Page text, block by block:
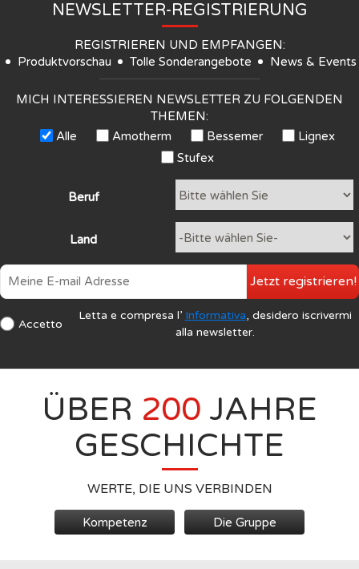
NEWSLETTER-REGISTRIERUNG
REGISTRIEREN UND EMPFANGEN:
Produktvorschau
Tolle Sonderangebote News & Events
MICH INTERESSIEREN NEWSLETTER ZU FOLGENDEN
THEMEN:
Alle
Amotherm Bessemer
Lignex
Stufex
Beruf
Land
Accetto
Letta e compresa l’ Informativa, desidero iscrivermi
alla newsletter.
Jetzt registrieren!
ÜBER 200 JAHRE
GESCHICHTE
WERTE, DIE UNS VERBINDEN
Kompetenz Die Gruppe